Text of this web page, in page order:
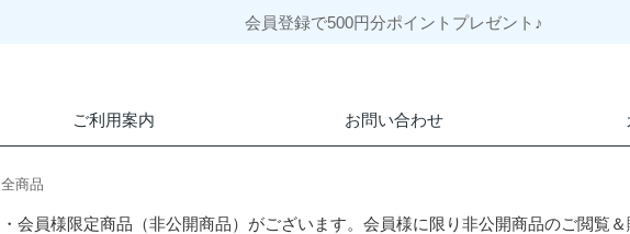
会員登録で500円分ポイントプレゼント♪
ご利用案内 お問い合わせ
全商品
・会員様限定商品（非公開商品）がございます。会員様に限り非公開商品のご閲覧＆